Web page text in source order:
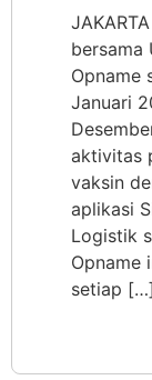
bersama
Opname
Januari
aktivitas
vaksin
aplikasi
Logistik
Opname
setiap […]